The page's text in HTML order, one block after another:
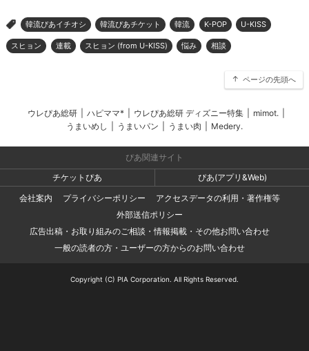
> 韓流ぴあイチオシ 韓流ぴあチケット 韓流 K-POP U-KISS
スヒョン 連載 スヒョン (from U-KISS) 悩み 相談
ページの先頭へ
ウレぴあ総研 ハピママ* ウレぴあ総研 ディズニー特集 mimot.
うまいめし
うまいパン うまい肉 Medery.
ぴあ関連サイト
チケットぴあ
ぴあ(アプリ&Web)
会社案内
プライバシーポリシー
アクセスデータの利用・著作権等
外部送信ポリシー
広告出稿・お取り組みのご相談・情報掲載・その他お問い合わせ
一般の読者の方・ユーザーの方からのお問い合わせ
Copyright (C) PIA Corporation. All Rights Reserved.